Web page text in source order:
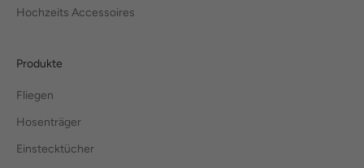
Hochzeits Accessoires
Produkte
Fliegen
Hosenträger
Einstecktücher